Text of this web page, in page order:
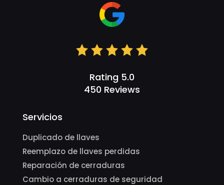
Rating 5.0
450 Reviews
Servicios
Duplicado de llaves
Reemplazo de llaves perdidas
Reparación de cerraduras
Cambio a cerraduras de seguridad